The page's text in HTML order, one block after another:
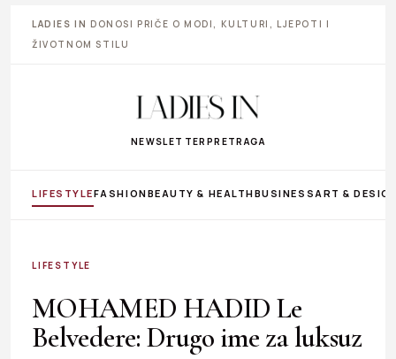
LADIES IN DONOSI PRIČE O MODI, KULTURI, LJEPOTI I
ŽIVOTNOM STILU
NEWSLETTER PRETRAGA
LIFESTYLEFASHIONBEAUTY & HEALTHBUSINESS ART &
LIFESTYLE
MOHAMED HADID Le
Belvedere: Drugo ime za luksuz